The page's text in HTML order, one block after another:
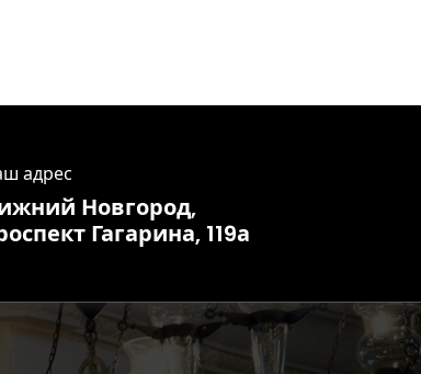
адрес
Новгород,
Гагарина, 119а